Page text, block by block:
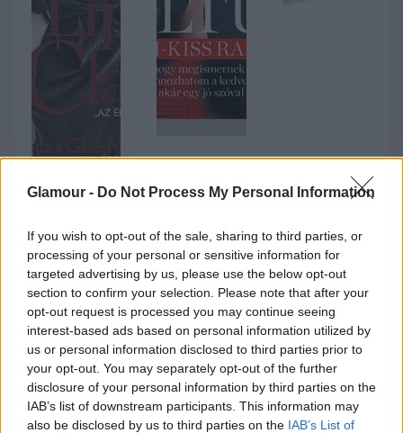
Glamour - Do Not Process My Personal Information
If you wish to opt-out of the sale, sharing to third parties, or
processing of your personal or sensitive information for
targeted advertising by us, please use the below opt-out
section to confirm your selection. Please note that after your
opt-out request is processed you may continue seeing
interest-based ads based on personal information utilized by
us or personal information disclosed to third parties prior to
your opt-out. You may separately opt-out of the further
disclosure of your personal information by third parties on the
IAB’s list of downstream participants. This information may
also be disclosed by us to third parties on the IAB’s List of
GLAMOUR-
NAPOK
TAVASZ
CSOMAG
2490 Ft
Vásárlás
GLAMOUR
BOOK
SZTÁRKULT
USZ
2990 Ft
Vásárlás
GLAMOUR
CAP -
WASHED
PINK
9990 Ft
Vásárlás